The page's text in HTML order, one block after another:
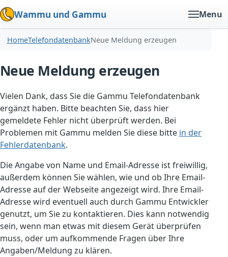
Wammu und Gammu Menu
HomeTelefondatenbankNeue Meldung erzeugen
Neue Meldung erzeugen
Vielen Dank, dass Sie die Gammu Telefondatenbank
ergänzt haben. Bitte beachten Sie, dass hier
gemeldete Fehler nicht überprüft werden. Bei
Problemen mit Gammu melden Sie diese bitte in der
Fehlerdatenbank.
Die Angabe von Name und Email-Adresse ist freiwillig,
außerdem können Sie wählen, wie und ob Ihre Email-
Adresse auf der Webseite angezeigt wird. Ihre Email-
Adresse wird eventuell auch durch Gammu Entwickler
genutzt, um Sie zu kontaktieren. Dies kann notwendig
sein, wenn man etwas mit diesem Gerät überprüfen
muss, oder um aufkommende Fragen über Ihre
Angaben/Meldung zu klären.